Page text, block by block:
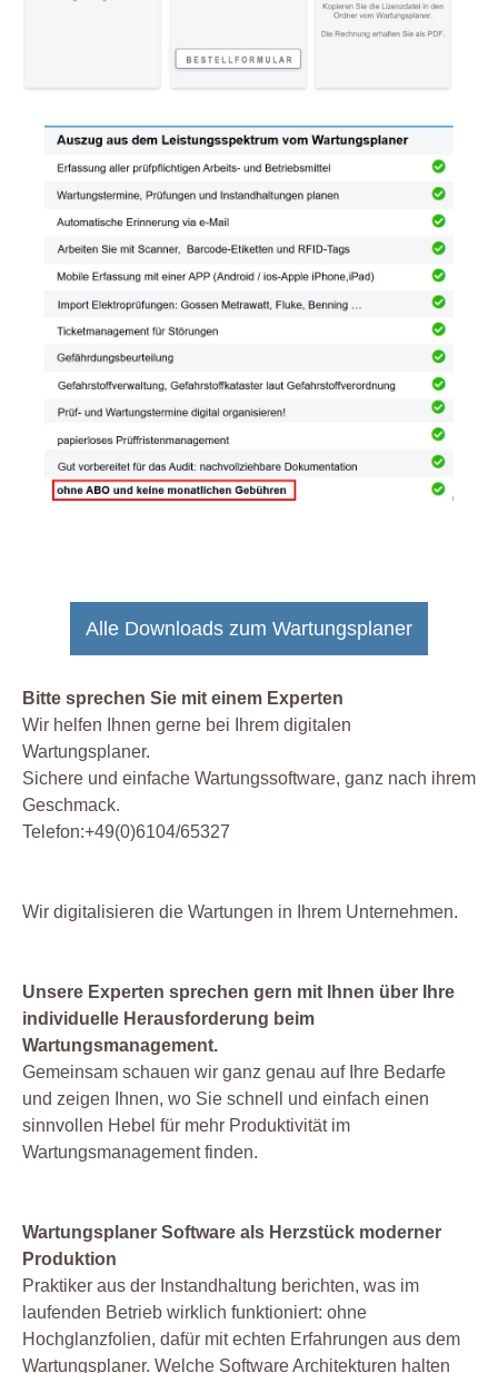
Alle Downloads zum Wartungsplaner
Bitte sprechen Sie mit einem Experten
Wir helfen Ihnen gerne bei Ihrem digitalen
Wartungsplaner.
Sichere und einfache Wartungssoftware, ganz nach ihrem
Geschmack.
Telefon:+49(0)6104/65327
Wir digitalisieren die Wartungen in Ihrem Unternehmen.
Unsere Experten sprechen gern mit Ihnen über Ihre
individuelle Herausforderung beim
Wartungsmanagement.
Gemeinsam schauen wir ganz genau auf Ihre Bedarfe
und zeigen Ihnen, wo Sie schnell und einfach einen
sinnvollen Hebel für mehr Produktivität im
Wartungsmanagement finden.
Wartungsplaner Software als Herzstück moderner
Produktion
Praktiker aus der Instandhaltung berichten, was im
laufenden Betrieb wirklich funktioniert: ohne
Hochglanzfolien, dafür mit echten Erfahrungen aus dem
Wartungsplaner. Welche Software Architekturen halten